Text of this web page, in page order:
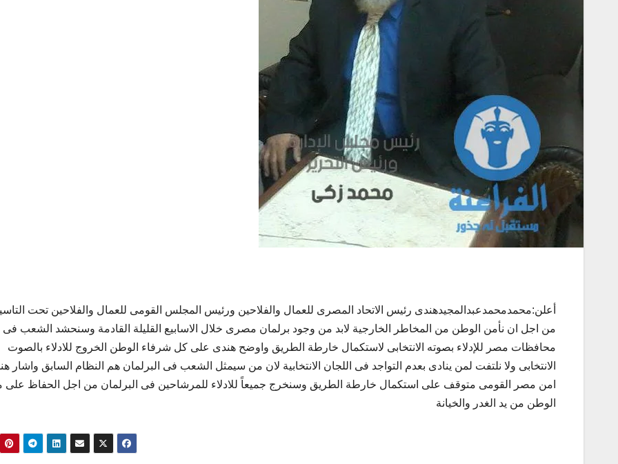
أعلن:محمدمحمدعبدالمجيدهندى رئيس الاتحاد المصرى للعمال والفلاحين ورئيس المجلس القومى للعمال والفلاحين تحت
من اجل ان نأمن الوطن من المخاطر الخارجية لابد من وجود برلمان مصرى خلال الاسابيع القليلة القادمة وسنحشد الشعب
محافظات مصر للإدلاء بصوته الانتخابى لاستكمال خارطة الطريق واوضح هندى على كل شرفاء الوطن الخروج للادلاء بالصوت
الانتخابى ولا نلتفت لمن ينادى بعدم التواجد فى اللجان الانتخابية لان من سيمثل الشعب فى البرلمان هم النظام السابق واشار
امن مصر القومى متوقف على استكمال خارطة الطريق وسنخرج جميعاً للادلاء للمرشاحين فى البرلمان من اجل الحفاظ
الوطن من يد الغدر والخيانة